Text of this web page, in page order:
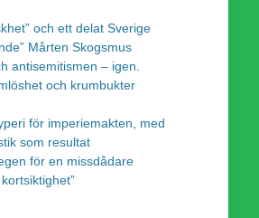
och ett delat Sverige
Mårten Skogsmus
antisemitismen – igen.
och krumbukter
för imperiemakten, med
som resultat
för en missdådare